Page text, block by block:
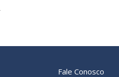
Fale Conosco